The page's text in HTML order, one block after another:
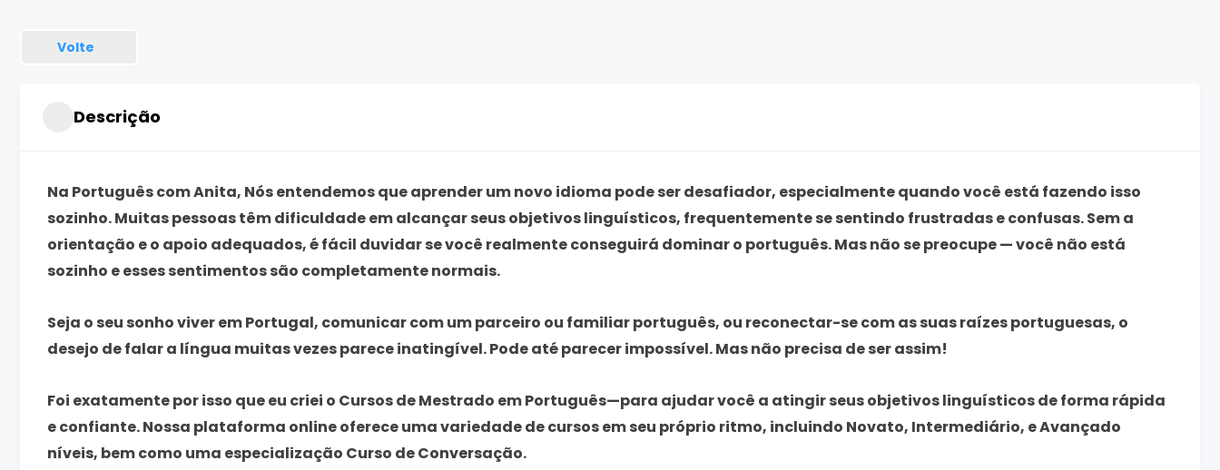
Volte
Descrição
Na Português com Anita, Nós entendemos que aprender um novo idioma pode ser desafiador, especialmente quando você está fazendo isso
sozinho. Muitas pessoas têm dificuldade em alcançar seus objetivos linguísticos, frequentemente se sentindo frustradas e confusas. Sem a
orientação e o apoio adequados, é fácil duvidar se você realmente conseguirá dominar o português. Mas não se preocupe — você não está
sozinho e esses sentimentos são completamente normais.
Seja o seu sonho viver em Portugal, comunicar com um parceiro ou familiar português, ou reconectar-se com as suas raízes portuguesas, o
desejo de falar a língua muitas vezes parece inatingível. Pode até parecer impossível. Mas não precisa de ser assim!
Foi exatamente por isso que eu criei o Cursos de Mestrado em Português—para ajudar você a atingir seus objetivos linguísticos de forma rápida
e confiante. Nossa plataforma online oferece uma variedade de cursos em seu próprio ritmo, incluindo Novato, Intermediário, eAvançado
níveis, bem como uma especialização Curso de Conversação.